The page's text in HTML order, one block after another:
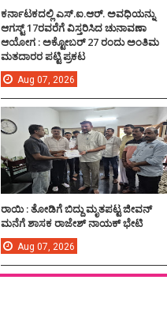
ಕರ್ನಾಟಕದಲ್ಲಿ ಎಸ್.ಐ.ಆರ್. ಅವಧಿಯನ್ನು
ಆಗಸ್ಟ್ 17ರವರೆಗೆ ವಿಸ್ತರಿಸಿದ ಚುನಾವಣಾ
ಆಯೋಗ : ಅಕ್ಟೋಬರ್ 27 ರಂದು ಅಂತಿಮ
ಮತದಾರರ ಪಟ್ಟಿ ಪ್ರಕಟ
Aug 07, 2026
ರಾಯಿ : ತೋಡಿಗೆ ಬಿದ್ದು ಮೃತಪಟ್ಟ ಜೀವನ್
ಮನೆಗೆ ಶಾಸಕ ರಾಜೇಶ್ ನಾಯಕ್ ಭೇಟಿ
Aug 07, 2026